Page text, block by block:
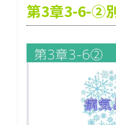
第3章3-6-②